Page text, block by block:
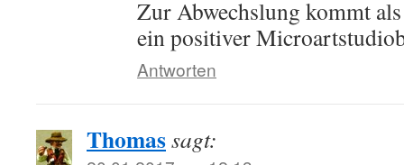
Zur Abwechslung kommt
ein positiver
Antworten
Thomassagt: